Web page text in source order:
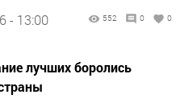
- 13:00 552 0 0
лучших боролись